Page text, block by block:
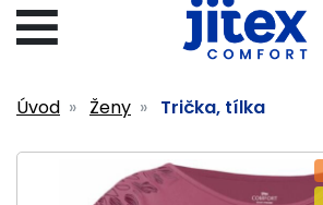
Úvod Ženy Trička, tílka